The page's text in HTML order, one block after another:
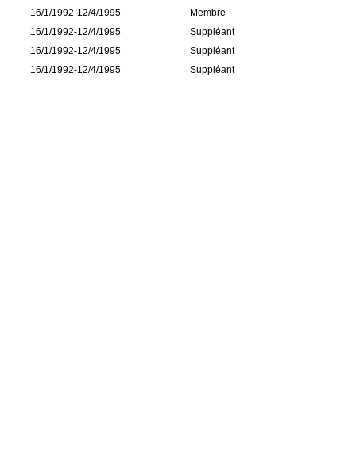
16/1/1992-12/4/1995
Membre
16/1/1992-12/4/1995
Suppléant
16/1/1992-12/4/1995
Suppléant
16/1/1992-12/4/1995
Suppléant